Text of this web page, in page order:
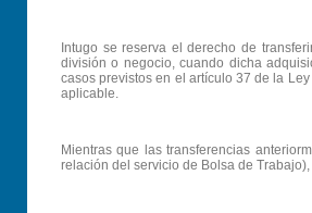
Intugo se reserva el derecho de
división o negocio, cuando dicha
casos previstos en el artículo 37 de la
aplicable.
Mientras que las transferencias
relación del servicio de Bolsa de